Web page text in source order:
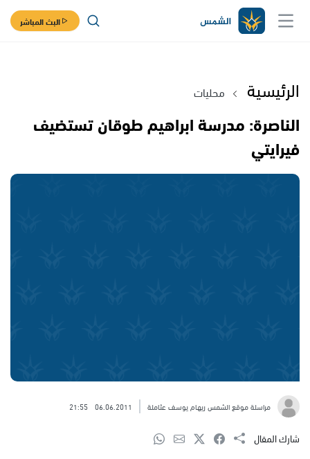
البث المباشر
الرئيسية محليات
الناصرة: مدرسة ابراهيم طوقان تستضيف
فيرايتي
مراسلة موقع الشمس ريهام يوسف عثاملة 06.06.2011
21:55
شارك المقال